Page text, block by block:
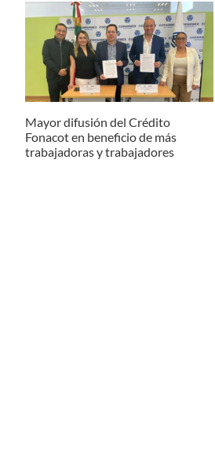
Mayor difusión del Crédito
Fonacot en beneficio de más
trabajadoras y trabajadores